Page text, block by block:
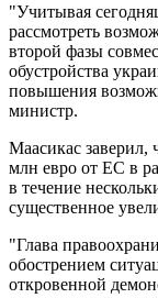
"Учитывая
рассмотреть
второй фазы
обустройства
повышения
министр.
Маасикас заверил,
млн евро от ЕС в
в течение
существенное
"Глава
обострением
откровенной